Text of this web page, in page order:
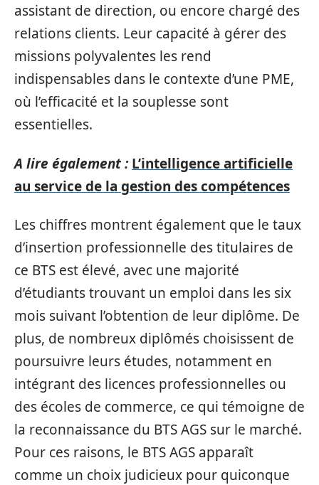
assistant de direction, ou encore chargé des
relations clients. Leur capacité à gérer des
missions polyvalentes les rend
indispensables dans le contexte d’une PME,
où l’efficacité et la souplesse sont
essentielles.
A lire également : L’intelligence artificielle
au service de la gestion des compétences
Les chiffres montrent également que le taux
d’insertion professionnelle des titulaires de
ce BTS est élevé, avec une majorité
d’étudiants trouvant un emploi dans les six
mois suivant l’obtention de leur diplôme. De
plus, de nombreux diplômés choisissent de
poursuivre leurs études, notamment en
intégrant des licences professionnelles ou
des écoles de commerce, ce qui témoigne de
la reconnaissance du BTS AGS sur le marché.
Pour ces raisons, le BTS AGS apparaît
comme un choix judicieux pour quiconque